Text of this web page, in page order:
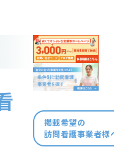
掲載希望の
訪問看護事業者様